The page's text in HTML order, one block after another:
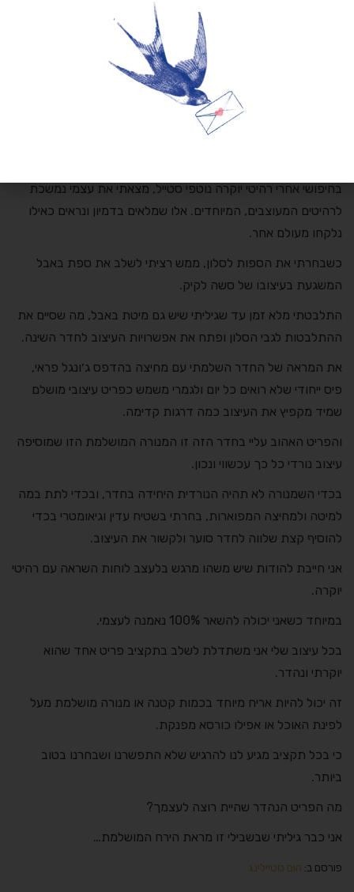
בחיפושי אחרי רהיטי יוקרה נוטפי סטייל, מצאתי את עצמי נמשכת
לרהיטים המעוצבים, המיוחדים. אלו שמלאים בדמיון ונראים כאילו
נלקחו מעולם אחר.
כשבחרתי את הספות לסלון, ממש רציתי לשלב את ספת באבל
המשגעת בעיצובו של סשה לקיק.
התלבטתי מלא זמן עד שגיליתי שיש גם מיטת באבל, מה שסיים את
ההתלבטות לגבי הסלון ופתח את אפשרויות העיצוב לחדר השינה.
את המראה של החדר השלמתי עם מחיצה בהדפס ג׳ונגל פראי,
פיס ייחודי שלא רואים כל יום ולגמרי משמש כפריט עיצובי מושלם
שמיד מקפיץ את העיצוב כמה דרגות קדימה.
והפריט האהוב עליי בחדר הזה זו המנורה המושלמת הזו שמוסיפה
עיצוב נורדי כל כך עכשווי ונכון.
בכדי השמנורה לא תהיה הנורדית היחידה בחדר, ובכדי לתת במה
למיטה ולמחיצה המפוארות, בחרתי בשטיח עדין וגיאומטרי בכדי
להוסיף קצת שלווה לחדר סוער ולקשור את העיצוב.
אני חייבת להודות שיש משהו מרגש בלעצב לוחות השראה עם רהיטי
יוקרה.
במיוחד כשאני יכולה להשאר 100% נאמנה לעצמי.
בכל עיצוב שלי אני משתדלת לשלב בתקציב פריט אחד שהוא
יוקרתי ונהדר.
זה יכול להיות אריח מיוחד בכמות קטנה או מנורה מושלמת מעל
לפינת האוכל או אפילו כורסא מפנקת.
כי בכל תקציב מגיע לנו להרגיש שלא התפשרנו ושבחרנו בטוב
ביותר.
מה הפריט הנהדר שהיית רוצה לעצמך?
אני כבר גיליתי שבשבילי זו מראת הירח המושלמת…
פורסם ב: הום סטיילינג